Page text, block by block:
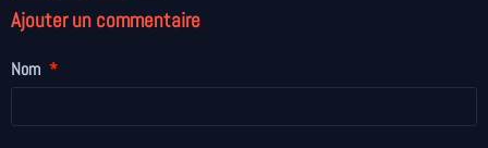
Ajouter un commentaire
Nom